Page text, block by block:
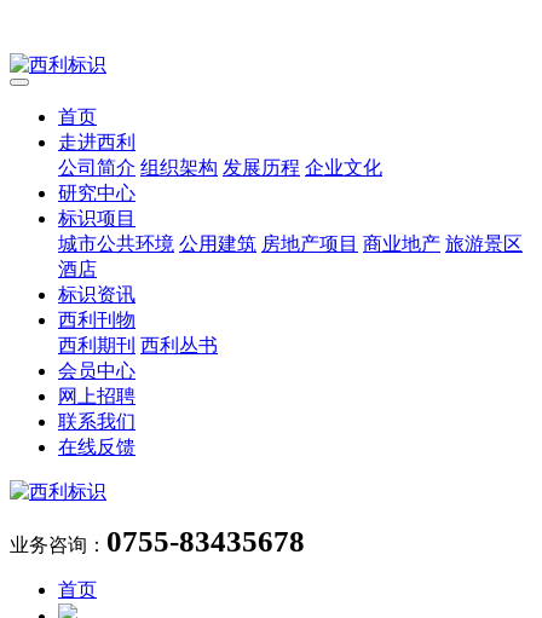
首页
走进西利
公司简介 组织架构 发展历程 企业文化
研究中心
标识项目
城市公共环境 公用建筑 房地产项目 商业地产 旅游景区
酒店
标识资讯
西利刊物
西利期刊 西利丛书
会员中心
网上招聘
联系我们
在线反馈
业务咨询： 0755-83435678
首页